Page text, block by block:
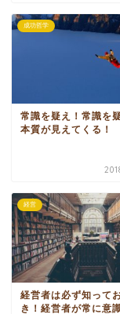
成功哲学
常識を疑え！常識を
本質が見えてくる！
経営
経営者は必ず知って
き！経営者が常に意